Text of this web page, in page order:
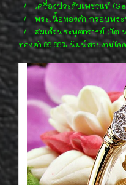
เครื่องประดับเพชรแท้
พระเนื้อทองคำ กรอบพระ
สมเด็จพระพุฒาจารย์ (โต
ทองคำ 99.99% พิมพ์สวยงามโด